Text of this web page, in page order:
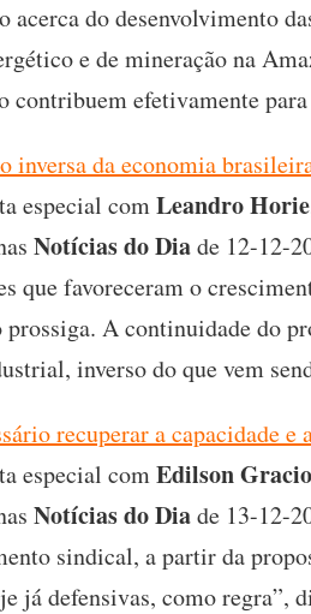
acerca do desenvolvimento
e de mineração na
contribuem efetivamente
inversa da economia
especial comLeandro Horie
Notícias do Diade 12-12-
que favoreceram o
prossiga. A continuidade do
inverso do que vem
recuperar a capacidade
especial comEdilson
Notícias do Diade 13-12-
sindical, a partir da
já defensivas, como regra”,